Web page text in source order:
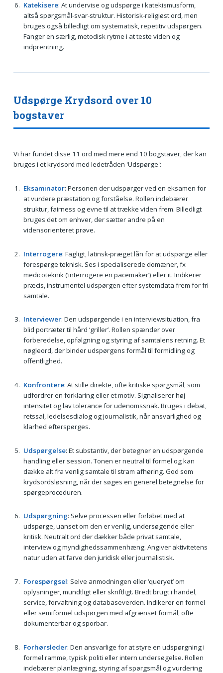
Katekisere: At undervise og udspørge i katekismusform,
altså spørgsmål-svar-struktur. Historisk-religiøst ord, men
bruges også billedligt om systematisk, repetitiv udspørgen.
Fanger en særlig, metodisk rytme i at teste viden og
indprentning.
Udspørge Krydsord over 10
bogstaver
Vi har fundet disse 11 ord med mere end 10 bogstaver, der kan
bruges i et krydsord med ledetråden 'Udspørge':
Eksaminator: Personen der udspørger ved en eksamen for
at vurdere præstation og forståelse. Rollen indebærer
struktur, fairness og evne til at trække viden frem. Billedligt
bruges det om enhver, der sætter andre på en
vidensorienteret prøve.
Interrogere: Fagligt, latinsk-præget lån for at udspørge eller
forespørge teknisk. Ses i specialiserede domæner, fx
medicoteknik (‘interrogere en pacemaker’) eller it. Indikerer
præcis, instrumentel udspørgen efter systemdata frem for fri
samtale.
Interviewer: Den udspørgende i en interviewsituation, fra
blid portrætør til hård ‘griller’. Rollen spænder over
forberedelse, opfølgning og styring af samtalens retning. Et
nøgleord, der binder udspørgens formål til formidling og
offentlighed.
Konfrontere: At stille direkte, ofte kritiske spørgsmål, som
udfordrer en forklaring eller et motiv. Signaliserer høj
intensitet og lav tolerance for udenomssnak. Bruges i debat,
retssal, ledelsesdialog og journalistik, når ansvarlighed og
klarhed efterspørges.
Udspørgelse: Et substantiv, der betegner en udspørgende
handling eller session. Tonen er neutral til formel og kan
dække alt fra venlig samtale til stram afhøring. God som
krydsordsløsning, når der søges en generel betegnelse for
spørgeproceduren.
Udspørgning: Selve processen eller forløbet med at
udspørge, uanset om den er venlig, undersøgende eller
kritisk. Neutralt ord der dækker både privat samtale,
interview og myndighedssammenhæng. Angiver aktivitetens
natur uden at farve den juridisk eller journalistisk.
Forespørgsel: Selve anmodningen eller ‘queryet’ om
oplysninger, mundtligt eller skriftligt. Bredt brugt i handel,
service, forvaltning og databaseverden. Indikerer en formel
eller semiformel udspørgen med afgrænset formål, ofte
dokumenterbar og sporbar.
Forhørsleder: Den ansvarlige for at styre en udspørgning i
formel ramme, typisk politi eller intern undersøgelse. Rollen
indebærer planlægning, styring af spørgsmål og vurdering